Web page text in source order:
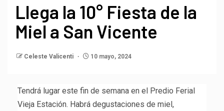
Llega la 10° Fiesta de la
Miel a San Vicente
Celeste Valicenti 10 mayo, 2024
Tendrá lugar este fin de semana en el Predio Ferial
Vieja Estación. Habrá degustaciones de miel,